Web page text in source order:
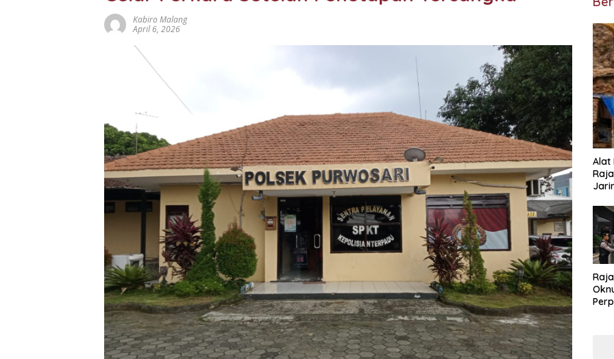
Kabiro Malang
April 6, 2026
Alat